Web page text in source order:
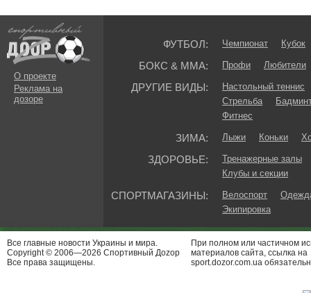
О проекте
Реклама на
дозоре
ФУТБОЛ: Чемпионат Кубок
БОКС & ММА: Профи Любители
ДРУГИЕ ВИДЫ:
Настольный теннис
Стрельба
Фитнес
ЗИМА: Лыжи Коньки
ЗДОРОВЬЕ:
Тренажерные залы
Клубы и секции
СПОРТМАГАЗИНЫ: Велоспорт
Экипировка
Все главные новости Украины и мира.
Copyright © 2006—2026 Спортивный Доzор
Все права защищены.
При полном или частичном
материалов сайта, ссылка на
sport.dozor.com.ua